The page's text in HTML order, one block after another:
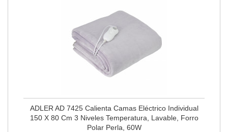
ADLER AD 7425 Calienta Camas Eléctrico Individual
150 X 80 Cm 3 Niveles Temperatura, Lavable, Forro
Polar Perla, 60W